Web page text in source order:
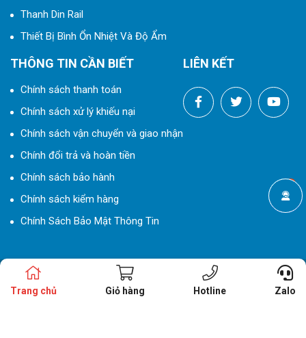
Thanh Din Rail
Thiết Bị Bình Ổn Nhiệt Và Độ Ẩm
THÔNG TIN CẦN BIẾT
Chính sách thanh toán
Chính sách xử lý khiếu nại
Chính sách vận chuyển và giao nhận
Chính đổi trả và hoàn tiền
Chính sách bảo hành
Chính sách kiểm hàng
Chính Sách Bảo Mật Thông Tin
LIÊN KẾT
© 2023 Bản quyền thuộc THIẾT BỊ ĐIỆN ELCO
Thiết kế websitebởi Gdavietnam.com™
Trang chủ Giỏ hàng Hotline Zalo